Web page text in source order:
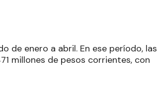
de enero a abril. En ese período, las
millones de pesos corrientes, con